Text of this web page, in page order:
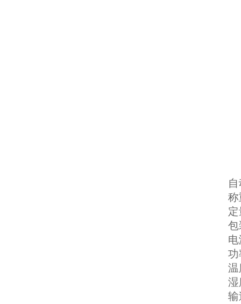
称
定
包
电
功
温
湿
输